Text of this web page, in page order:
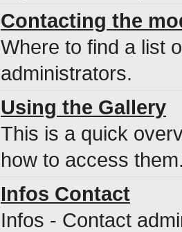
Contacting the
Where to find a list
administrators.
Using the Gallery
This is a quick
how to access
Infos Contact
Infos - Contact